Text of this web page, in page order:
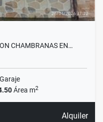
CHAMBRANAS EN…
Garaje
Área m2
Alquiler